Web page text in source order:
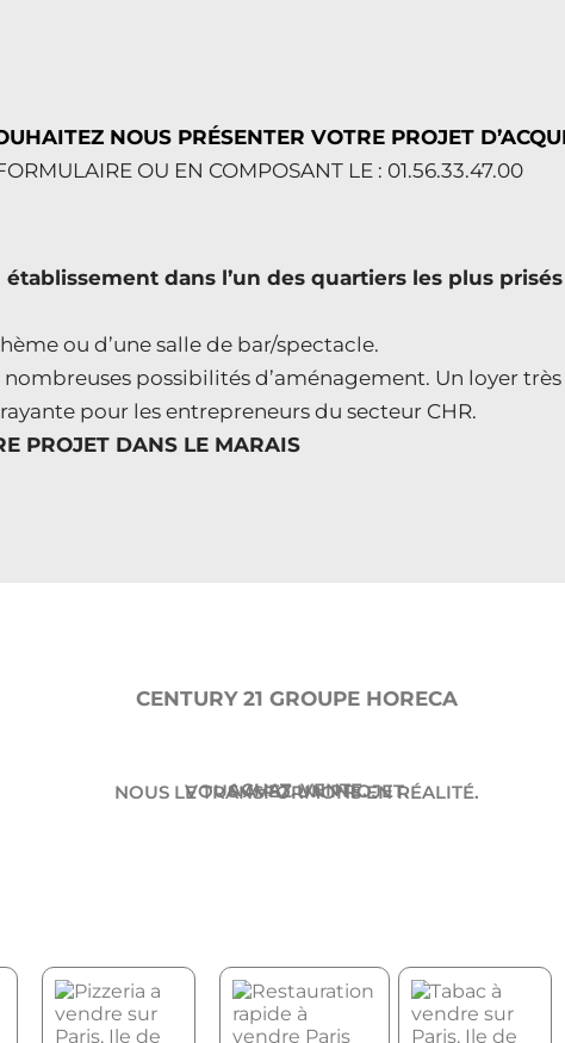
NOUS PRÉSENTER VOTRE PROJET
OU EN COMPOSANT LE : 01.56.33.47.00
dans l’un des quartiers les plus
ou d’une salle de bar/spectacle.
nombreuses possibilités d’aménagement. Un loyer
pour les entrepreneurs du secteur CHR.
PROJET DANS LE MARAIS
CENTURY 21 GROUPE HORECA
ACHAT. VENTE.
VOUS AVEZ UN PROJET.
NOUS LE TRANSFORMONS EN RÉALITÉ.